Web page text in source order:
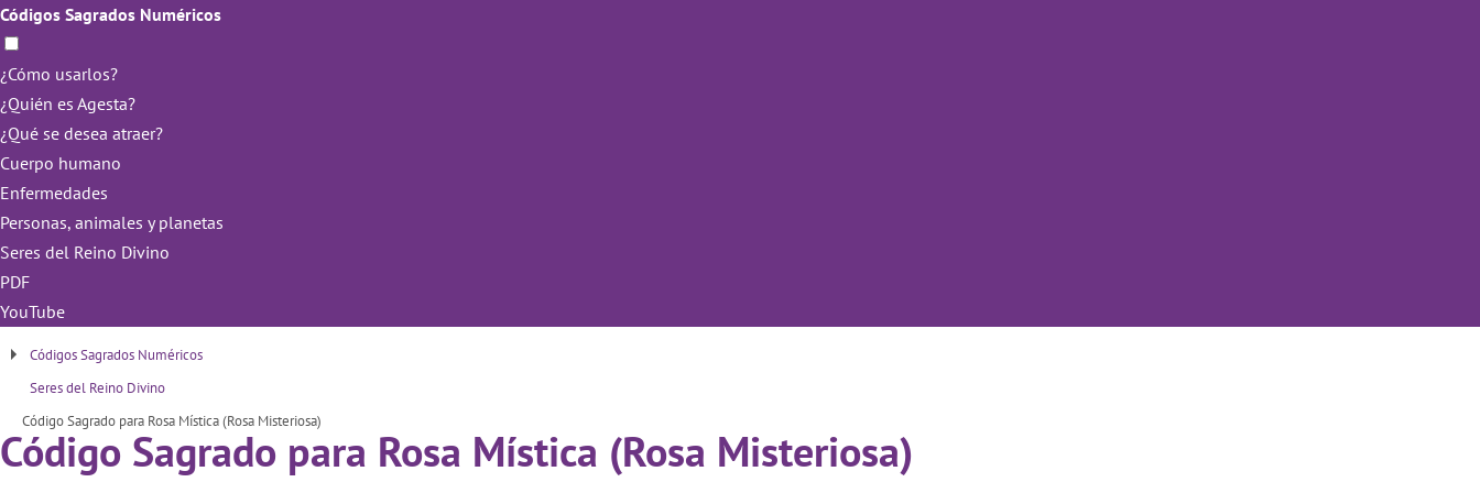
Códigos Sagrados Numéricos
¿Cómo usarlos?
¿Quién es Agesta?
¿Qué se desea atraer?
Cuerpo humano
Enfermedades
Personas, animales y planetas
Seres del Reino Divino
PDF
YouTube
Códigos Sagrados Numéricos
Seres del Reino Divino
Código Sagrado para Rosa Mística (Rosa Misteriosa)
Código Sagrado para Rosa Mística (Rosa Misteriosa)